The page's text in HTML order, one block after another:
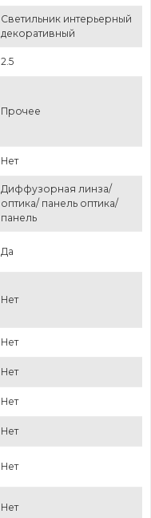
Светильник интерьерный
декоративный
2.5
Прочее
Нет
Диффузорная линза/
оптика/ панель оптика/
панель
Да
Нет
Нет
Нет
Нет
Нет
Нет
Нет